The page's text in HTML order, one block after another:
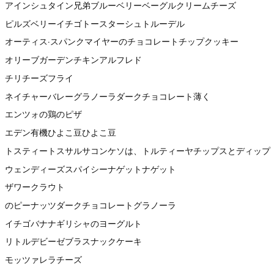
アインシュタイン兄弟ブルーベリーベーグルクリームチーズ
ピルズベリーイチゴトースターシュトルーデル
オーティス·スパンクマイヤーのチョコレートチップクッキー
オリーブガーデンチキンアルフレド
チリチーズフライ
ネイチャーバレーグラノーラダークチョコレート薄く
エンツォの鶏のピザ
エデン有機ひよこ豆ひよこ豆
トスティートスサルサコンケソは、トルティーヤチップスとディップ
ウェンディーズスパイシーナゲットナゲット
ザワークラウト
のピーナッツダークチョコレートグラノーラ
イチゴバナナギリシャのヨーグルト
リトルデビーゼブラスナックケーキ
モッツァレラチーズ